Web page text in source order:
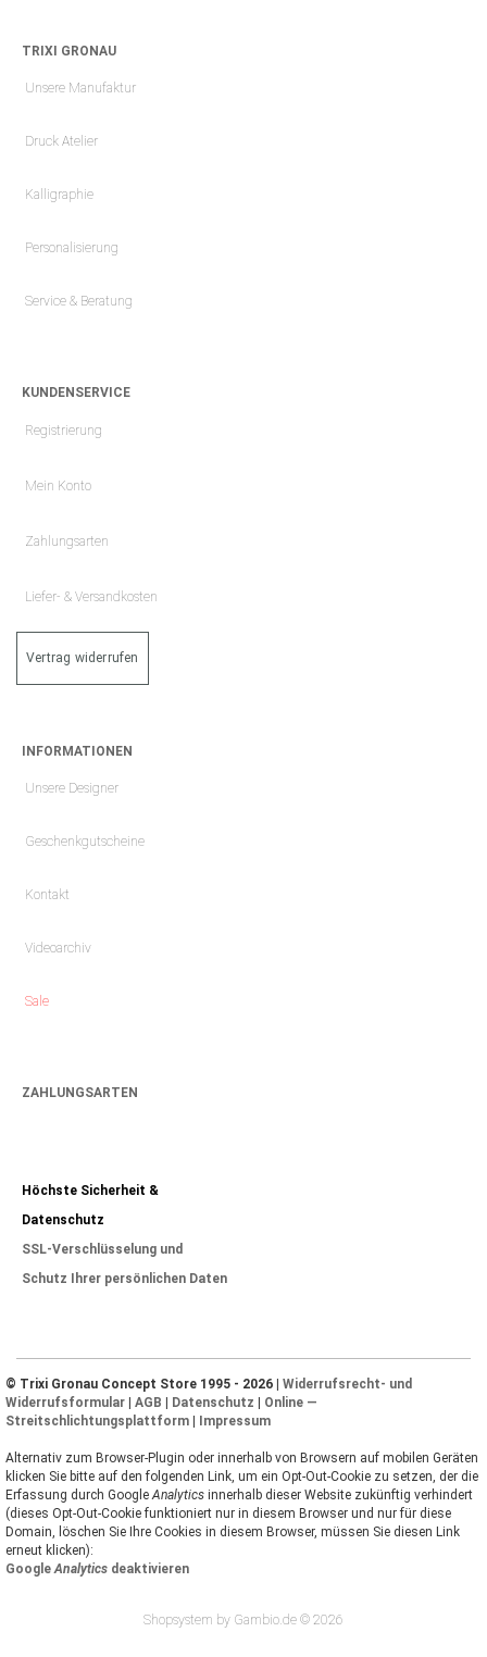
TRIXI GRONAU
Unsere Manufaktur
Druck Atelier
Kalligraphie
Personalisierung
Service & Beratung
KUNDENSERVICE
Registrierung
Mein Konto
Zahlungsarten
Liefer- & Versandkosten
Vertrag widerrufen
INFORMATIONEN
Unsere Designer
Geschenkgutscheine
Kontakt
Videoarchiv
Sale
ZAHLUNGSARTEN
Höchste Sicherheit &
Datenschutz
SSL-Verschlüsselung und
Schutz Ihrer persönlichen Daten
© Trixi Gronau Concept Store 1995 - 2026 | Widerrufsrecht- und
Widerrufsformular | AGB | Datenschutz | Online —
Streitschlichtungsplattform | Impressum
Alternativ zum Browser-Plugin oder innerhalb von Browsern auf mobilen Geräten
klicken Sie bitte auf den folgenden Link, um ein Opt-Out-Cookie zu setzen, der die
Erfassung durch Google Analytics innerhalb dieser Website zukünftig verhindert
(dieses Opt-Out-Cookie funktioniert nur in diesem Browser und nur für diese
Domain, löschen Sie Ihre Cookies in diesem Browser, müssen Sie diesen Link
erneut klicken):
Google Analytics deaktivieren
Shopsystem by Gambio.de © 2026